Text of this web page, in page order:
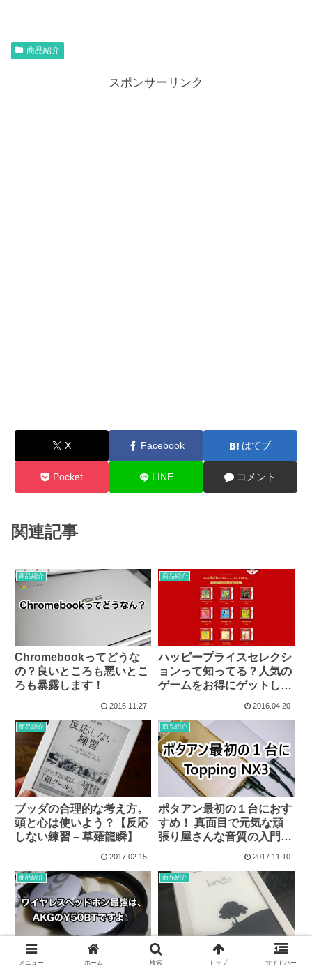
商品紹介
スポンサーリンク
X Facebook はてブ
Pocket LINE コメント
関連記事
商品紹介
Chromebookってどうな
の？良いところも悪いとこ
ろも暴露します！
2016.11.27
商品紹介
ハッピープライスセレクシ
ョンって知ってる？人気の
ゲームをお得にゲットしよ
2016.04.20
商品紹介
ブッダの合理的な考え方。
頭と心は使いよう？【反応
しない練習 – 草薙龍瞬】
2017.02.15
商品紹介
ポタアン最初の１台におす
すめ！ 真面目で元気な頑
張り屋さんな音質の入門機
2017.11.10
商品紹介
高音質ワイヤレスヘッドホ
商品紹介
Kindle Paperwhite購入！
メニュー ホーム 検索 トップ サイドバー